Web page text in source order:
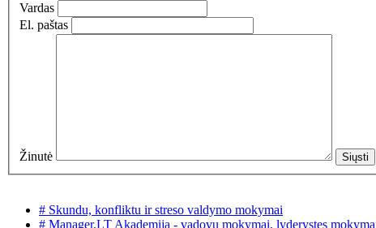
Vardas
El. paštas
Žinutė
# Skundu, konfliktu ir streso valdymo mokymai
# Manager.LT Akademija - vadovu mokymai, lyderystes